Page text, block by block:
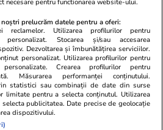
e mai faină aici decât
12:08
și vijelii în 21 de
vizate luni de avertizarea
necesare pentru functionarea website-ului.
prelucrăm datele pentru a oferi:
reclamelor. Utilizarea profilurilor pentru
personalizat. Stocarea și/sau accesarea
Dezvoltarea și îmbunătățirea serviciilor.
personalizat. Utilizarea profilurilor pentru
Crearea profilurilor pentru
Măsurarea performanței conținutului.
statistici sau combinații de date din surse
limitate pentru a selecta conținutul. Utilizarea
publicitatea. Date precise de geolocație
dispozitivului.